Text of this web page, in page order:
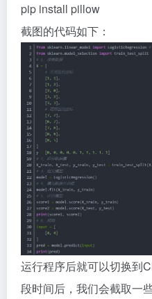
pip install pillow
截图的代码如下：
运行程序后就可以切换到
段时间后，我们会截取一